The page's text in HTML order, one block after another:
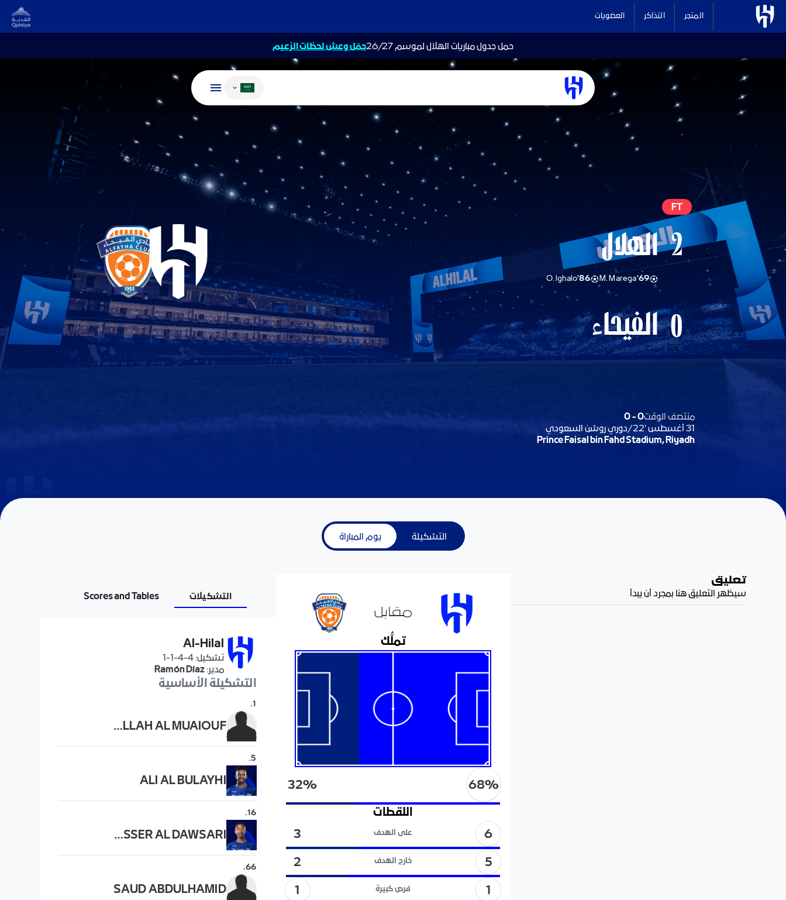
المتجر التذاكر العضويات
حمل جدول مباريات الهلال لموسم 26/27 حمّل وعش لحظات الزعيم
تغيير اللغة
الهلال
M. Marega 69'
O. Ighalo86'
الفيحاء
FT
2
0
منتصف الوقت0
-
0
31 أغسطس '22
/دوري روشن السعودي
Prince Faisal bin Fahd Stadium, Riyadh
التشكيلة يوم المباراة
تعليق
سيظهر التعليق هنا بمجرد أن يبدأ
مقابل
تملُّك
68%
32%
اللقطات
6
على الهدف
3
5
خارج الهدف
2
1
فرص كبيرة
1
التشكيلات Scores and Tables
Al-Hilal
تشكيل:
4-4-1-1
مدير:
Ramón Díaz
التشكيلة الأساسية
1
.
ABDULLAH AL MUAIOUF
5
.
ALI AL BULAYHI
16
.
NASSER AL DAWSARI
66
.
SAUD ABDULHAMID